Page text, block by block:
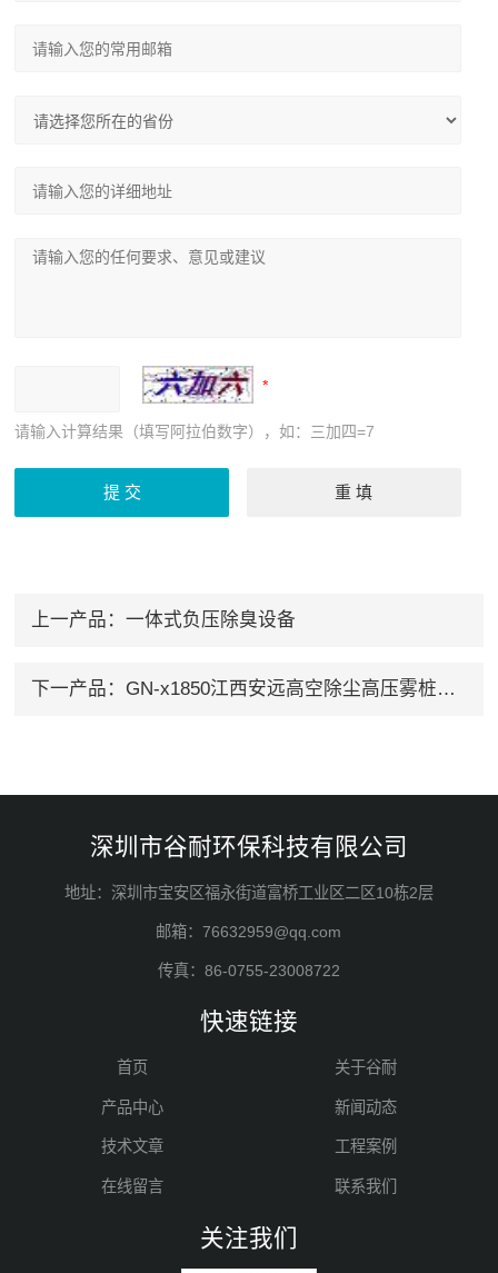
请输入计算结果（填写阿拉伯数字），如：三加四=7
上一产品： 一体式负压除臭设备
下一产品： GN-x1850江西安远高空除尘高压雾桩系统生产厂家
深圳市谷耐环保科技有限公司
地址：深圳市宝安区福永街道富桥工业区二区10栋2层
邮箱：76632959@qq.com
传真：86-0755-23008722
快速链接
首页 关于谷耐
产品中心 新闻动态
技术文章 工程案例
在线留言 联系我们
关注我们